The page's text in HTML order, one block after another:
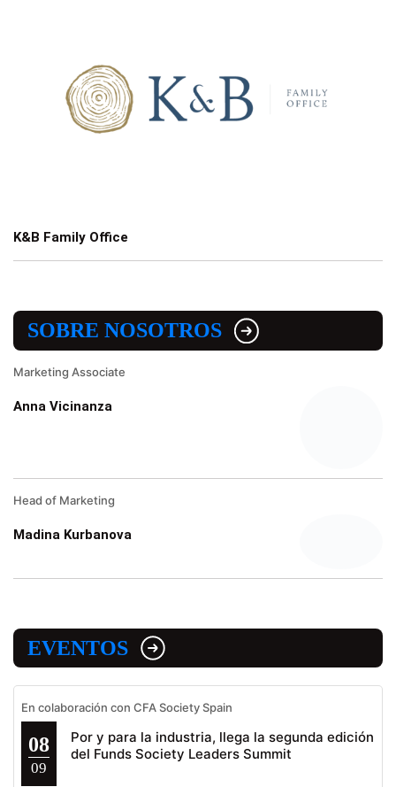
K&B Family Office
SOBRE NOSOTROS
Marketing Associate
Anna Vicinanza
Head of Marketing
Madina Kurbanova
EVENTOS
En colaboración con CFA Society Spain
08
09
Por y para la industria, llega la segunda edición
del Funds Society Leaders Summit